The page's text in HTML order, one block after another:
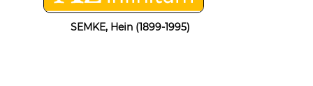
SEMKE, Hein (1899-1995)